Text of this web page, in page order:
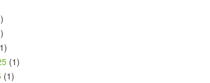
(1)
(1)